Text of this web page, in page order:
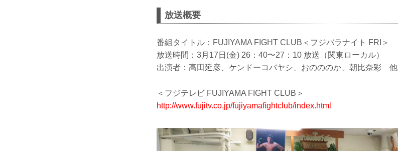
放送概要
番組タイトル：FUJIYAMA FIGHT CLUB＜フジバラナイト FRI＞
放送時間：3月17日(金) 26：40〜27：10 放送（関東ローカル）
出演者：髙田延彦、ケンドーコバヤシ、おのののか、朝比奈彩 他
＜フジテレビ FUJIYAMA FIGHT CLUB＞
http://www.fujitv.co.jp/fujiyamafightclub/index.html